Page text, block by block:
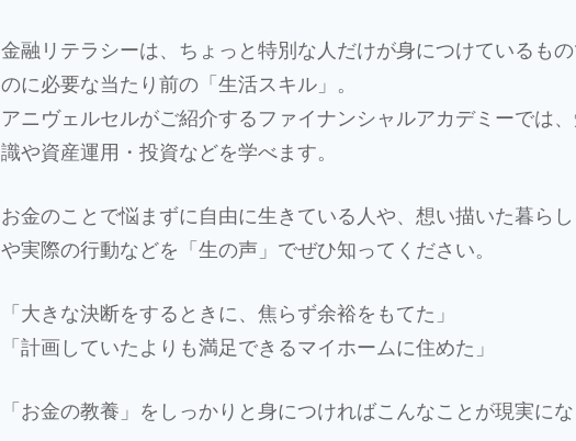
金融リテラシーは、ちょっと特別な人だけが身につけているも
のに必要な当たり前の「生活スキル」。
アニヴェルセルがご紹介するファイナンシャルアカデミーでは
識や資産運用・投資などを学べます。
お金のことで悩まずに自由に生きている人や、想い描いた暮ら
や実際の行動などを「生の声」でぜひ知ってください。
「大きな決断をするときに、焦らず余裕をもてた」
「計画していたよりも満足できるマイホームに住めた」
「お金の教養」をしっかりと身につければこんなことが現実に